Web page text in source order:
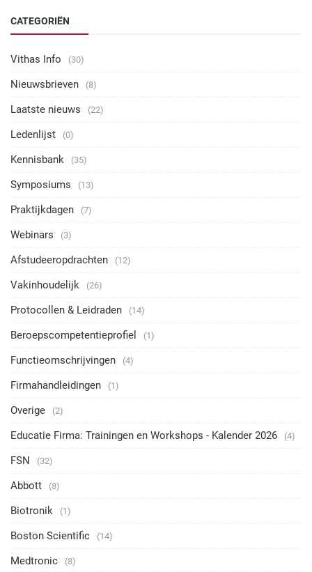
CATEGORIËN
Vithas Info (30)
Nieuwsbrieven (8)
Laatste nieuws (22)
Ledenlijst (0)
Kennisbank (35)
Symposiums (13)
Praktijkdagen (7)
Webinars (3)
Afstudeeropdrachten (12)
Vakinhoudelijk (26)
Protocollen & Leidraden (14)
Beroepscompetentieprofiel (1)
Functieomschrijvingen (4)
Firmahandleidingen (1)
Overige (2)
Educatie Firma: Trainingen en Workshops - Kalender 2026 (4)
FSN (32)
Abbott (8)
Biotronik (1)
Boston Scientific (14)
Medtronic (8)